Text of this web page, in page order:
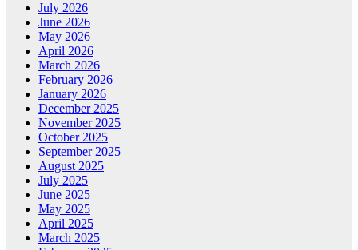
July 2026
June 2026
May 2026
April 2026
March 2026
February 2026
January 2026
December 2025
November 2025
October 2025
September 2025
August 2025
July 2025
June 2025
May 2025
April 2025
March 2025